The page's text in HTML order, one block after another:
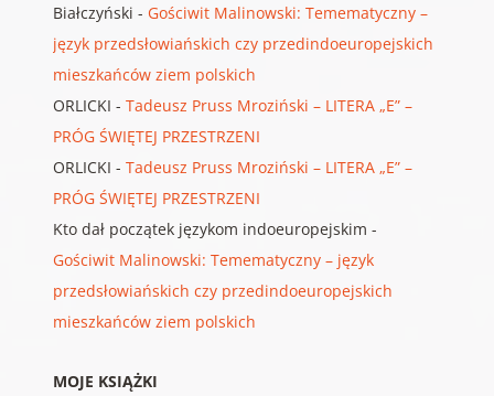
Białczyński - Gościwit Malinowski: Temematyczny –
język przedsłowiańskich czy przedindoeuropejskich
mieszkańców ziem polskich
ORLICKI - Tadeusz Pruss Mroziński – LITERA „E” –
PRÓG ŚWIĘTEJ PRZESTRZENI
ORLICKI - Tadeusz Pruss Mroziński – LITERA „E” –
PRÓG ŚWIĘTEJ PRZESTRZENI
Kto dał początek językom indoeuropejskim -
Gościwit Malinowski: Temematyczny – język
przedsłowiańskich czy przedindoeuropejskich
mieszkańców ziem polskich
MOJE KSIĄŻKI